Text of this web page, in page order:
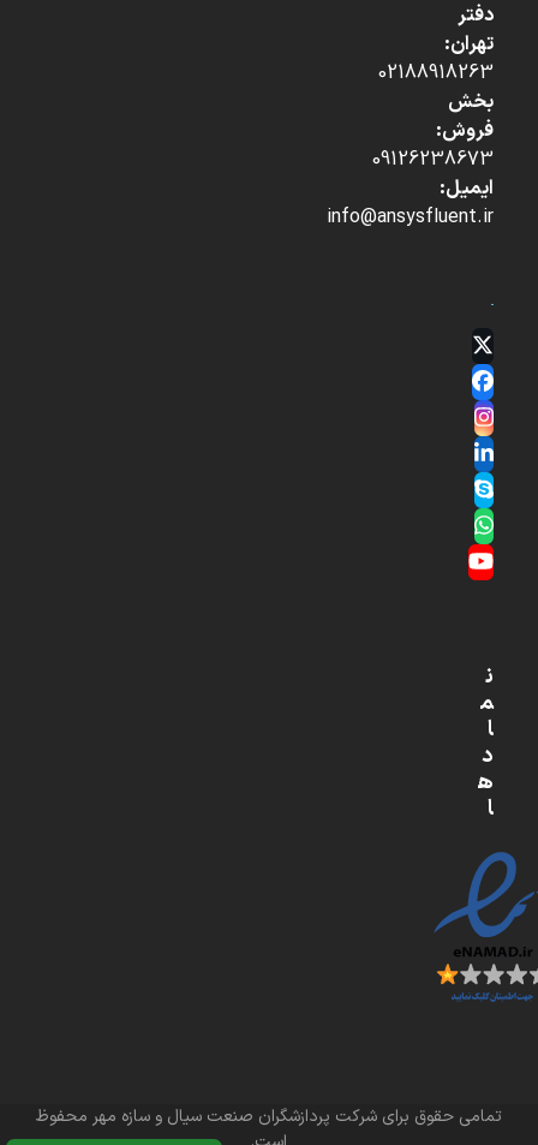
دفتر
تهران:
02188918263
بخش
فروش:
09126238673
ایمیل:
info@ansysfluent.ir
Twitter
(deprecated)
Facebook
Instagram
LinkedIn
Skype
Whatsapp
YouTube
ن
م
ا
د
ه
ا
تمامی حقوق برای شرکت پردازشگران صنعت سیال و سازه مهر محفوظ